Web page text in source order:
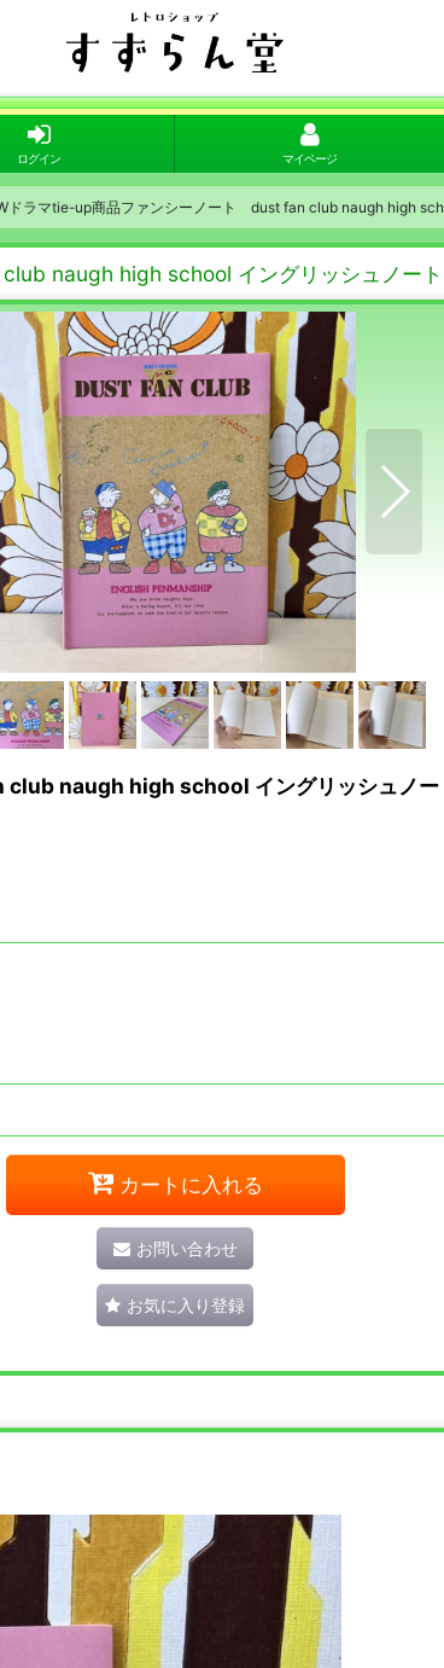
ログイン マイページ
ドラマtie-up商品ファンシーノート dust fan club naugh high
naugh high school イングリッシュノート
naugh high school イングリッシュノー
カートに入れる
お問い合わせ
お気に入り登録